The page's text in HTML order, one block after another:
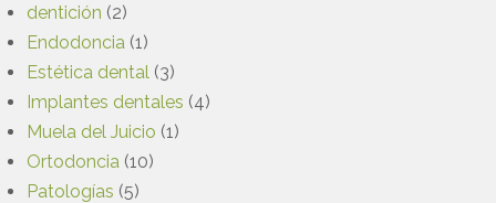
dentición (2)
Endodoncia (1)
Estética dental (3)
Implantes dentales (4)
Muela del Juicio (1)
Ortodoncia (10)
Patologías (5)